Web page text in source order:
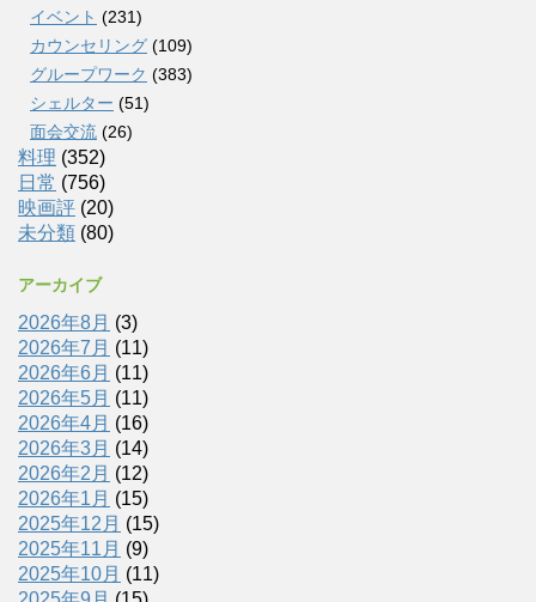
イベント (231)
カウンセリング (109)
グループワーク (383)
シェルター (51)
面会交流 (26)
料理 (352)
日常 (756)
映画評 (20)
未分類 (80)
アーカイブ
2026年8月 (3)
2026年7月 (11)
2026年6月 (11)
2026年5月 (11)
2026年4月 (16)
2026年3月 (14)
2026年2月 (12)
2026年1月 (15)
2025年12月 (15)
2025年11月 (9)
2025年10月 (11)